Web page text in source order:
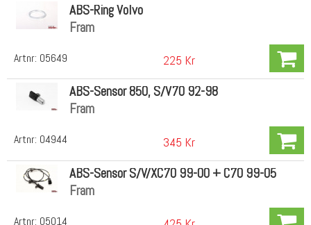
Artnr: 05649
ABS-Ring Volvo
Fram
225 Kr
Artnr: 04944
ABS-Sensor 850, S/V70 92-98
Fram
345 Kr
Artnr: 05014
ABS-Sensor S/V/XC70 99-00 + C70 99-05
Fram